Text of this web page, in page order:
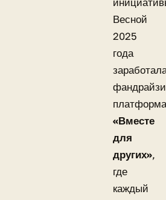
Весной
2025
года
платформа
«Вместе
для
других»,
где
каждый